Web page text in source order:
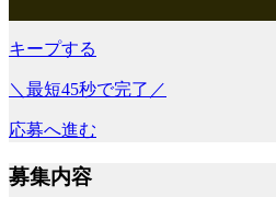
キープする
＼最短45秒で完了／
応募へ進む
募集内容